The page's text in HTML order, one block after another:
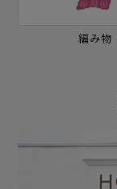
編み物